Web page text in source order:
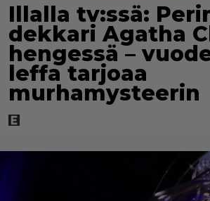
Illalla tv:ssä:
dekkari Agatha
hengessä –
leffa tarjoaa
murhamysteerin